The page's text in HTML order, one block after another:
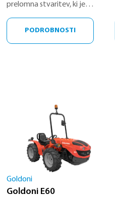
prelomna stvaritev, ki je
nastajala dvanajst let, se
ponaša z največjo nosilnostjo
100 kg. Njegova operativna
varnostnimi sistemi v industriji
in naprednimi algoritmi
zagovalja neprimerljivo
varnostno delovanje in
inteligentno operativno
PODROBNOSTI
Goldoni
Goldoni E60